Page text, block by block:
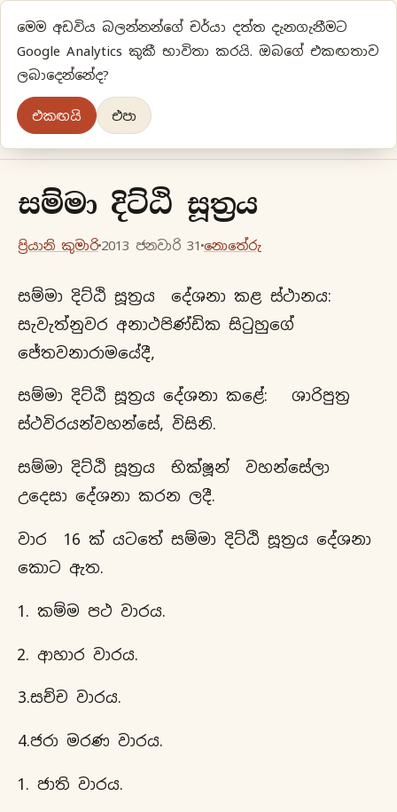
ප්‍රියානිගේ අදහස්‍...
මුල් පිටුවවර්ගීකරණ
සම්මා දිට්ඨි සූත්‍රය
ප්‍රියානි කුමාරි 2013 ජනවාරි 31 නොතේරු
සම්මා දිට්ඨි සූත්‍රය දේශනා කළ ස්ථානය:
සැවැත්නුවර අනාථපිණ්ඩික සිටුහුගේ
ජේතවනාරාමයේදී,
සම්මා දිට්ඨි සූත්‍රය දේශනා කළේ: ශාරිපුත්‍ර
ස්ථවිරයන්වහන්සේ, විසිනි.
සම්මා දිට්ඨි සූත්‍රය භික්ෂූන් වහන්සේලා
උදෙසා දේශනා කරන ලදී.
වාර 16 ක් යටතේ සම්මා දිට්ඨි සූත්‍රය දේශනා
කොට ඇත.
කම්ම පථ වාරය.
ආහාර වාරය.
3.සච්ච වාරය.
4.ජරා මරණ වාරය.
ජාති වාරය.
මෙම අඩවිය බලන්නන්ගේ චර්යා දත්ත දැනගැනීමට
Google Analytics කුකී භාවිතා කරයි. ඔබගේ එකඟතාව
ලබාදෙන්නේද?
එකඟයි එපා